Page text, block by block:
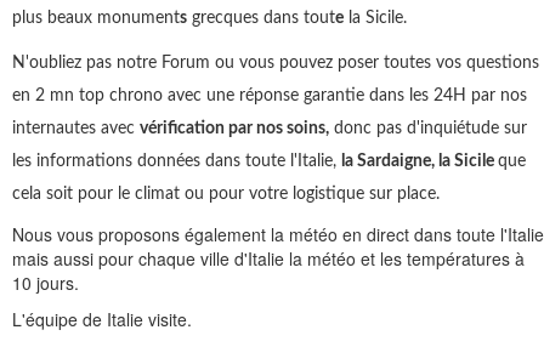
plus beaux monuments grecques dans toute la Sicile.
N'oubliez pas notre Forum ou vous pouvez poser toutes vos questions
en 2 mn top chrono avec une réponse garantie dans les 24H par nos
internautes avec vérification par nos soins, donc pas d'inquiétude sur
les informations données dans toute l'Italie, la Sardaigne, la Sicile que
cela soit pour le climat ou pour votre logistique sur place.
Nous vous proposons également la météo en direct dans toute l'Italie
mais aussi pour chaque ville d'Italie la météo et les températures à
10 jours.
L'équipe de Italie visite.